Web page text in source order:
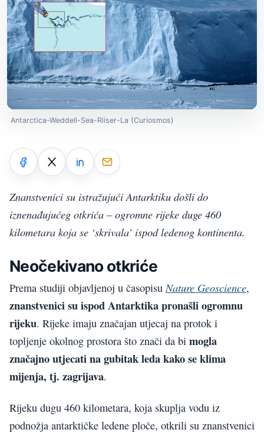
Antarctica-Weddell-Sea-Riiser-La (Curiosmos)
Znanstvenici su istražujući Antarktiku došli do
iznenađujućeg otkrića – ogromne rijeke duge 460
kilometara koja se ‘skrivala’ ispod ledenog kontinenta.
Neočekivano otkriće
Prema studiji objavljenoj u časopisuNature Geoscience,
znanstvenici su ispod Antarktika pronašli ogromnu
rijeku. Rijeke imaju značajan utjecaj na protok i
topljenje okolnog prostora što znači da bi mogla
značajno utjecati na gubitak leda kako se klima
mijenja, tj. zagrijava.
Rijeku dugu 460 kilometara, koja skuplja vodu iz
podnožja antarktičke ledene ploče, otkrili su znanstvenici